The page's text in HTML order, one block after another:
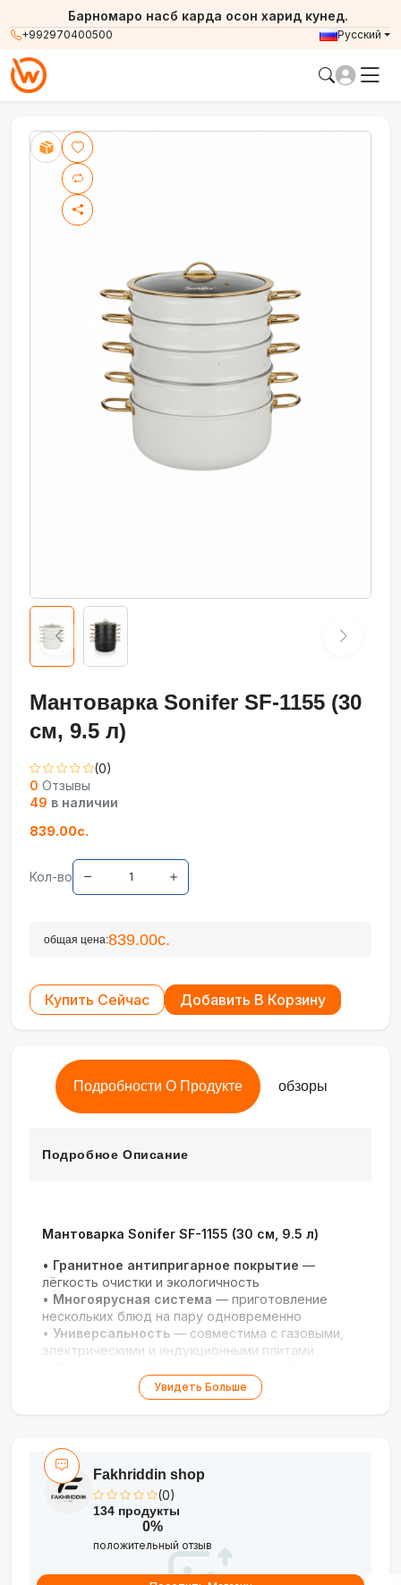
+992970400500
Барномаро насб карда осон харид кунед.
Русский
Мантоварка Sonifer SF-1155 (30
см, 9.5 л)
(0)
0 Отзывы
49 в наличии
839.00с.
Кол-во
общая цена:839.00с.
Купить Сейчас Добавить В Корзину
Подробности О Продукте обзоры
Подробное Описание
Мантоварка Sonifer SF-1155 (30 см, 9.5 л)
• Гранитное антипригарное покрытие —
лёгкость очистки и экологичность
• Многоярусная система — приготовление
нескольких блюд на пару одновременно
• Универсальность — совместима с газовыми,
электрическими и индукционными плитами
Увидеть Больше
Fakhriddin shop
(0)
134 продукты
0%
положительный отзыв